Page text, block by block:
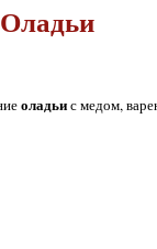
Оладьи
оладьис медом,